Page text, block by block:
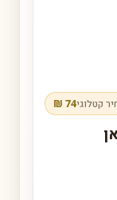
קטלוגי74 ₪